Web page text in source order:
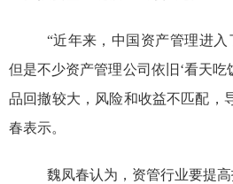
“近年来，中国资产管理进入
但是不少资产管理公司依旧‘看天吃
品回撤较大，风险和收益不匹配，
春表示。
魏凤春认为，资管行业要提